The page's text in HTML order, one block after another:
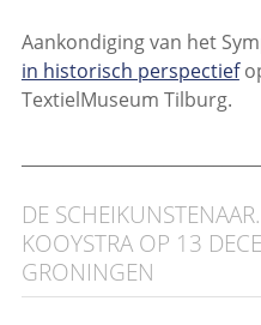
Aankondiging van het
in historisch perspectief
TextielMuseum Tilburg.
DE
KOOYSTRA OP 13
GRONINGEN